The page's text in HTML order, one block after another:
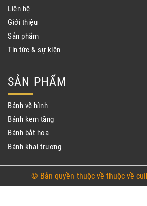
Liên hệ
Giới thiệu
Sản phẩm
Tin tức & sự kiện
SẢN PHẨM
Bánh vẽ hình
Bánh kem tầng
Bánh bắt hoa
Bánh khai trương
© Bản quyền thuộc về thuộc về